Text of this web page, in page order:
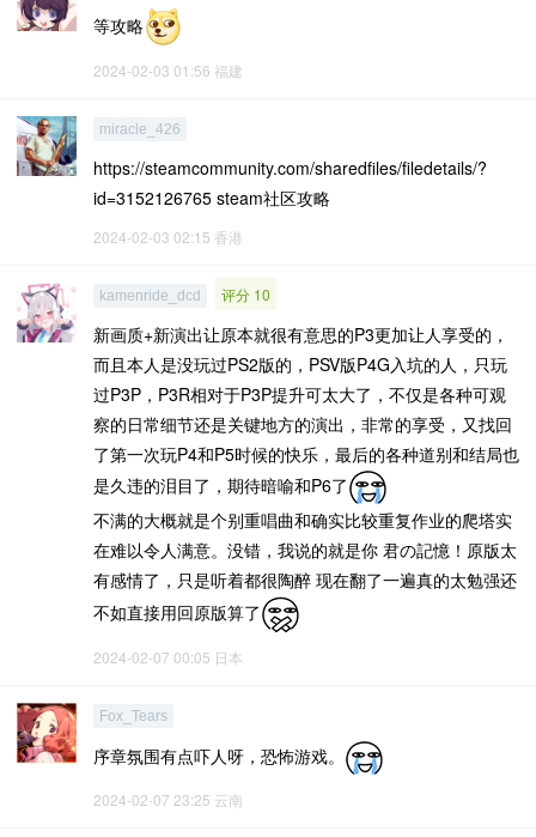
等攻略
2024-02-03 01:56 福建
miracle_426
https://steamcommunity.com/sharedfiles/filedetails/?
id=3152126765 steam社区攻略
2024-02-03 02:15 香港
kamenride_dcd 评分 10
新画质+新演出让原本就很有意思的P3更加让人享受的，
而且本人是没玩过PS2版的，PSV版P4G入坑的人，只玩
过P3P，P3R相对于P3P提升可太大了，不仅是各种可观
察的日常细节还是关键地方的演出，非常的享受，又找回
了第一次玩P4和P5时候的快乐，最后的各种道别和结局也
是久违的泪目了，期待暗喻和P6了
不满的大概就是个别重唱曲和确实比较重复作业的爬塔实
在难以令人满意。没错，我说的就是你 君の記憶！原版太
有感情了，只是听着都很陶醉 现在翻了一遍真的太勉强还
不如直接用回原版算了
2024-02-07 00:05 日本
Fox_Tears
序章氛围有点吓人呀，恐怖游戏。
2024-02-07 23:25 云南